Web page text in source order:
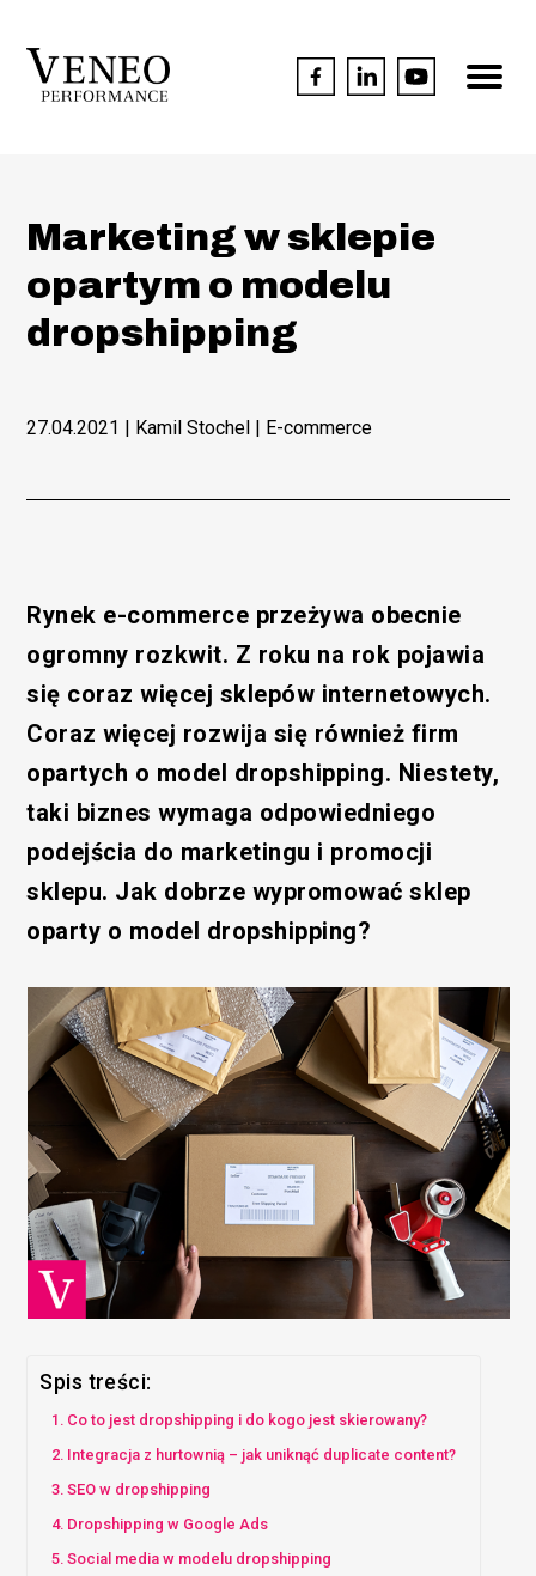
Marketing w sklepie
opartym o modelu
dropshipping
27.04.2021 | Kamil Stochel | E-commerce
Rynek e-commerce przeżywa obecnie
ogromny rozkwit. Z roku na rok pojawia
się coraz więcej sklepów internetowych.
Coraz więcej rozwija się również firm
opartych o model dropshipping. Niestety,
taki biznes wymaga odpowiedniego
podejścia do marketingu i promocji
sklepu. Jak dobrze wypromować sklep
oparty o model dropshipping?
Spis treści:
Co to jest dropshipping i do kogo jest skierowany?
Integracja z hurtownią – jak uniknąć duplicate content?
SEO w dropshipping
Dropshipping w Google Ads
Social media w modelu dropshipping